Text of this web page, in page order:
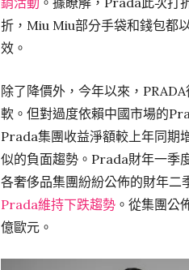
折，Miu Miu部分手袋和錢包都
效。
除了降價外，今年以來，
軟。但對過度依賴中國市場的
Prada集團收益淨額較上年同期
似的負面趨勢。Prada財年一季
各奢侈品集團紛紛公佈的財年
Prada維持下跌趨勢 。從集團公
億歐元。